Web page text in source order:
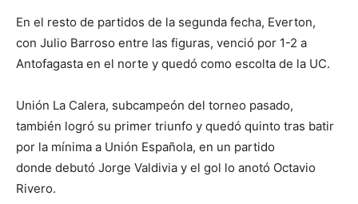
En el resto de partidos de la segunda fecha, Everton,
con Julio Barroso entre las figuras, venció por 1-2 a
Antofagasta en el norte y quedó como escolta de la UC.
Unión La Calera, subcampeón del torneo pasado,
también logró su primer triunfo y quedó quinto tras batir
por la mínima a Unión Española, en un partido
donde debutó Jorge Valdivia y el gol lo anotó Octavio
Rivero.